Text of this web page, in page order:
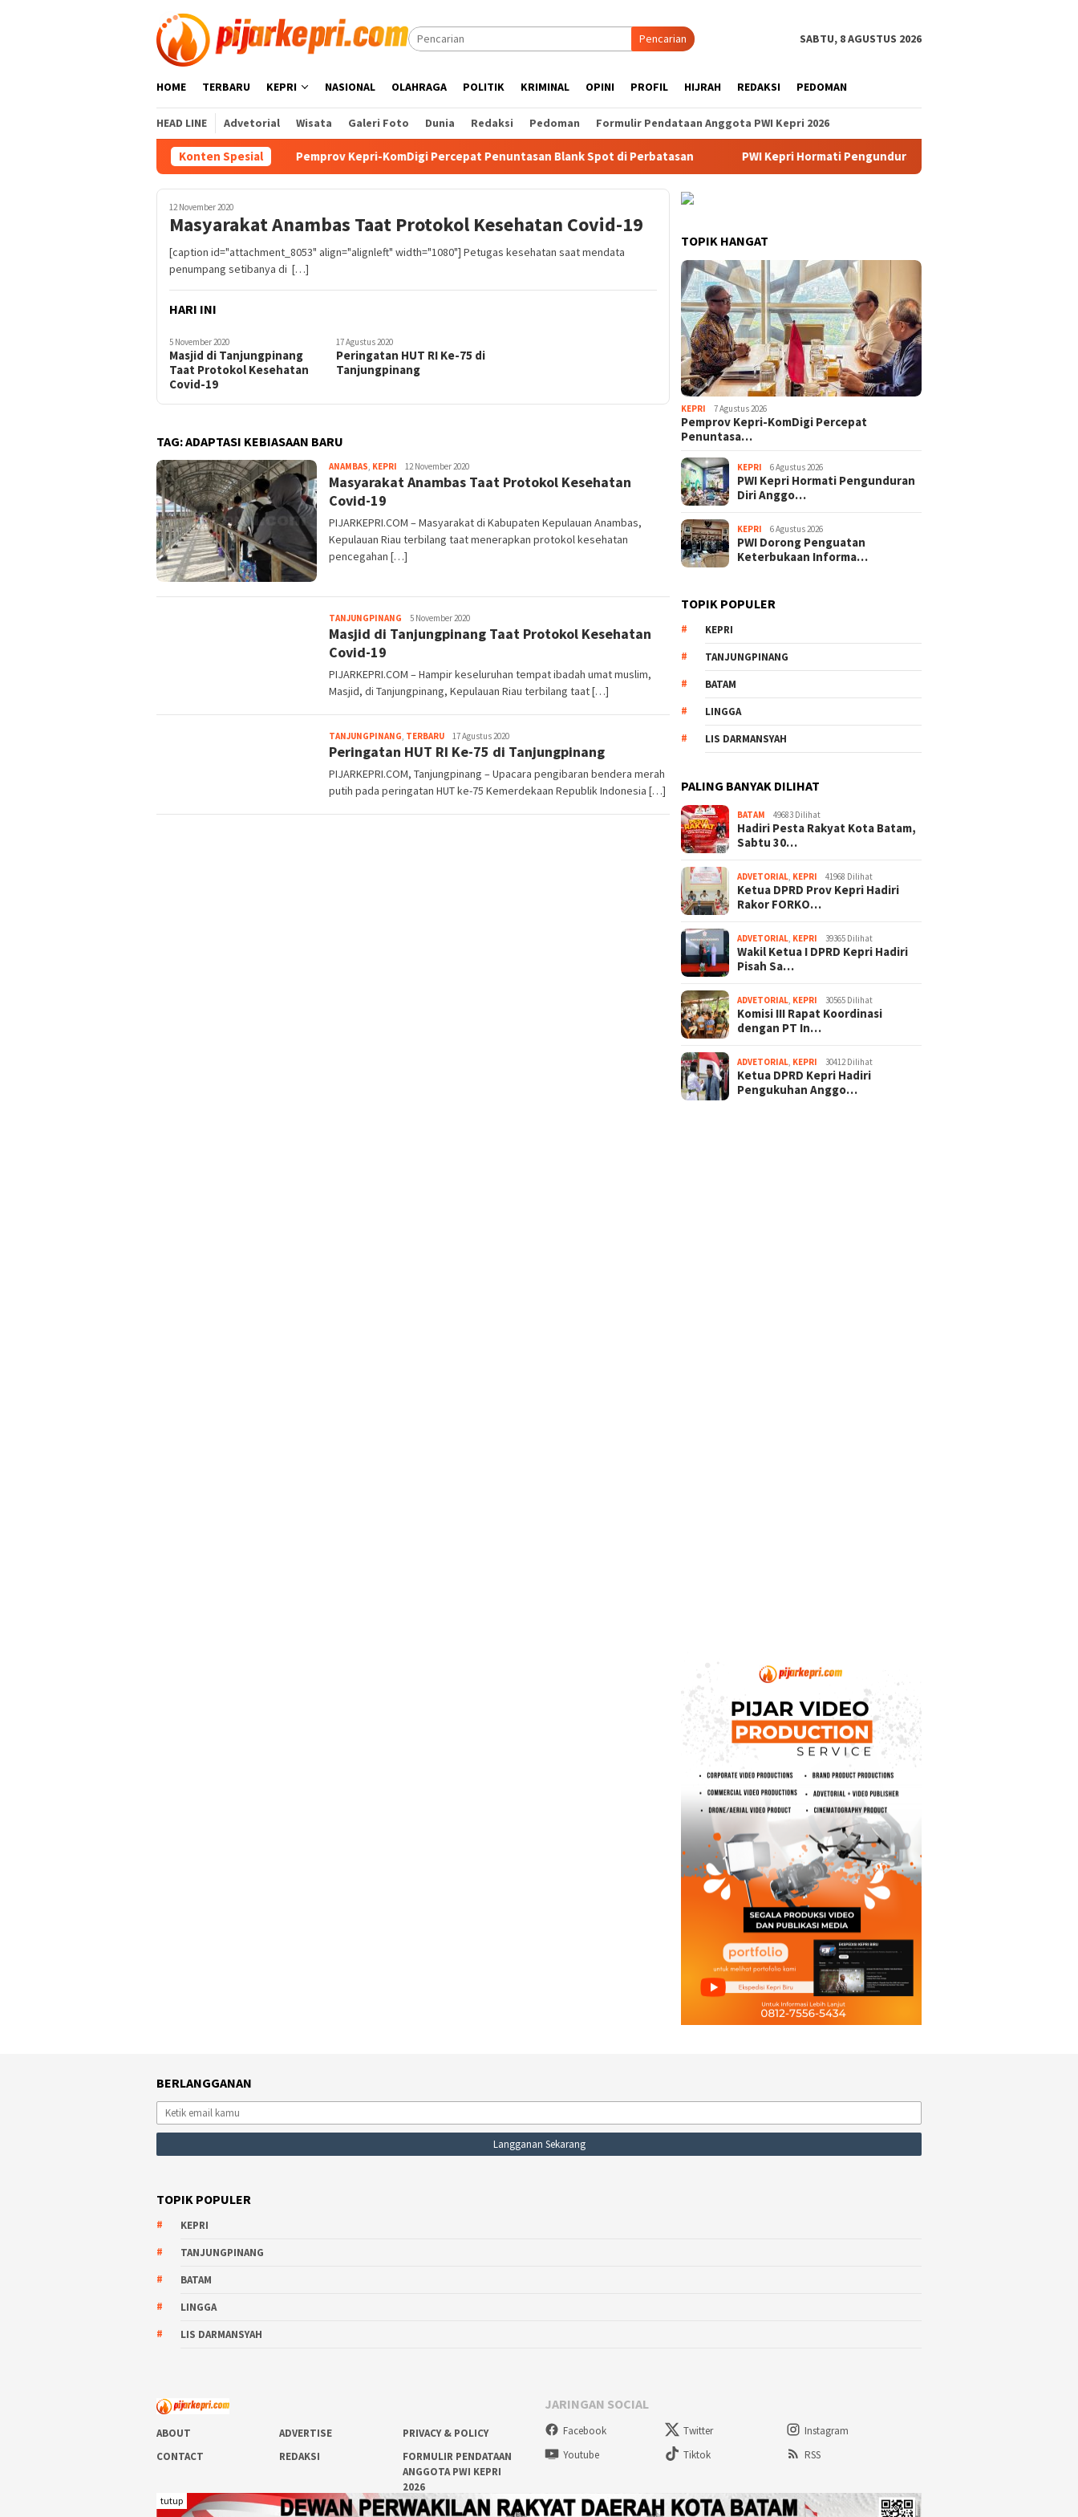
Pencarian SABTU, 8 AGUSTUS 2026
HOME TERBARU KEPRI NASIONAL OLAHRAGA POLITIK KRIMINAL OPINI PROFIL HIJRAH REDAKSI PEDOMAN
HEAD LINE Advetorial Wisata Galeri Foto Dunia Redaksi Pedoman Formulir Pendataan Anggota PWI Kepri 2026
Konten SpesialPemprov Kepri-KomDigi Percepat Penuntasan Blank Spot di Perbatasan PWI Kepri Hormati Pengunduran Diri Anggota, Koordinasi ke Pusat
12 November 2020
Masyarakat Anambas Taat Protokol Kesehatan Covid-19
[caption id="attachment_8053" align="alignleft" width="1080"] Petugas kesehatan saat mendata
penumpang setibanya di […]
HARI INI
5 November 2020
Masjid di Tanjungpinang
Taat Protokol Kesehatan
Covid-19
17 Agustus 2020
Peringatan HUT RI Ke-75 di
Tanjungpinang
TAG:ADAPTASI KEBIASAAN BARU
ANAMBAS, KEPRI Pijarkepri.com
12 November 2020
Masyarakat Anambas Taat Protokol Kesehatan
Covid-19
PIJARKEPRI.COM – Masyarakat di Kabupaten Kepulauan Anambas,
Kepulauan Riau terbilang taat menerapkan protokol kesehatan
pencegahan […]
TANJUNGPINANG Pijarkepri.com
5 November 2020
Masjid di Tanjungpinang Taat Protokol Kesehatan
Covid-19
PIJARKEPRI.COM – Hampir keseluruhan tempat ibadah umat muslim,
Masjid, di Tanjungpinang, Kepulauan Riau terbilang taat […]
TANJUNGPINANG, TERBARU Pijarkepri.com
17 Agustus 2020
Peringatan HUT RI Ke-75 di Tanjungpinang
PIJARKEPRI.COM, Tanjungpinang – Upacara pengibaran bendera merah
putih pada peringatan HUT ke-75 Kemerdekaan Republik Indonesia […]
TOPIK HANGAT
KEPRI 7 Agustus 2026
Pemprov Kepri-KomDigi Percepat
Penuntasa…
KEPRI 6 Agustus 2026
PWI Kepri Hormati Pengunduran
Diri Anggo…
KEPRI 6 Agustus 2026
PWI Dorong Penguatan
Keterbukaan Informa…
TOPIK POPULER
KEPRI
TANJUNGPINANG
BATAM
LINGGA
LIS DARMANSYAH
PALING BANYAK DILIHAT
BATAM 49683 Dilihat
Hadiri Pesta Rakyat Kota Batam,
Sabtu 30…
ADVETORIAL KEPRI 41968 Dilihat
Ketua DPRD Prov Kepri Hadiri
Rakor FORKO…
ADVETORIAL KEPRI 39365 Dilihat
Wakil Ketua I DPRD Kepri Hadiri
Pisah Sa…
ADVETORIAL KEPRI 30565 Dilihat
Komisi III Rapat Koordinasi
dengan PT In…
ADVETORIAL KEPRI 30412 Dilihat
Ketua DPRD Kepri Hadiri
Pengukuhan Anggo…
BERLANGGANAN
TOPIK POPULER
KEPRI
TANJUNGPINANG
BATAM
LINGGA
LIS DARMANSYAH
ABOUT ADVERTISE
PRIVACY & POLICY
CONTACT
REDAKSI
FORMULIR PENDATAAN
ANGGOTA PWI KEPRI
2026
JARINGAN SOCIAL
Facebook Twitter
Instagram
Youtube
Tiktok RSS
tutup